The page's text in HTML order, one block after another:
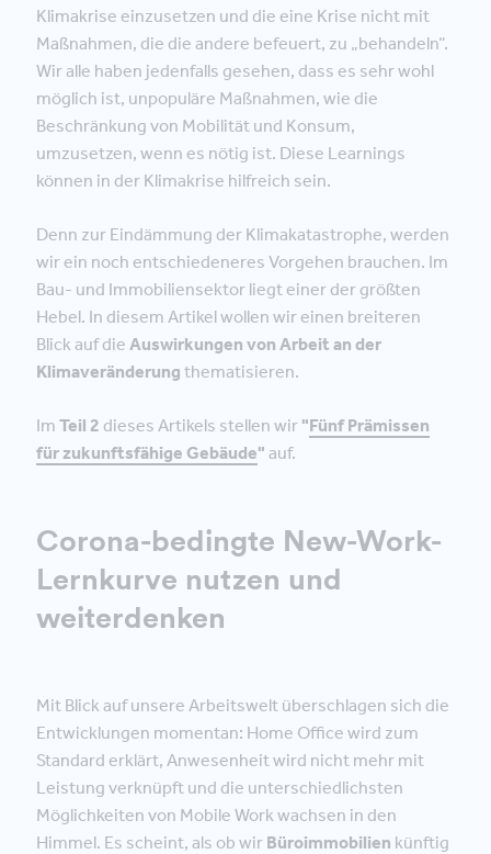
Klimakrise einzusetzen und die eine Krise nicht mit
Maßnahmen, die die andere befeuert, zu „behandeln“.
Wir alle haben jedenfalls gesehen, dass es sehr wohl
möglich ist, unpopuläre Maßnahmen, wie die
Beschränkung von Mobilität und Konsum,
umzusetzen, wenn es nötig ist. Diese Learnings
können in der Klimakrise hilfreich sein.
Denn zur Eindämmung der Klimakatastrophe, werden
wir ein noch entschiedeneres Vorgehen brauchen. Im
Bau- und Immobiliensektor liegt einer der größten
Hebel. In diesem Artikel wollen wir einen breiteren
Blick auf die Auswirkungen von Arbeit an der
Klimaveränderung thematisieren.
Im Teil 2 dieses Artikels stellen wir "Fünf Prämissen
für zukunftsfähige Gebäude" auf.
Corona-bedingte New-Work-
Lernkurve nutzen und
weiterdenken
Mit Blick auf unsere Arbeitswelt überschlagen sich die
Entwicklungen momentan: Home Office wird zum
Standard erklärt, Anwesenheit wird nicht mehr mit
Leistung verknüpft und die unterschiedlichsten
Möglichkeiten von Mobile Work wachsen in den
Himmel. Es scheint, als ob wir Büroimmobilien künftig